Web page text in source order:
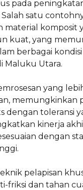
pada
Salah satu
material komposit
kuat, yang
berbagai
Maluku Utara.
yang
memungkinkan
dengan toleransi
kinerja
dengan
pelapisan
friksi dan tahan